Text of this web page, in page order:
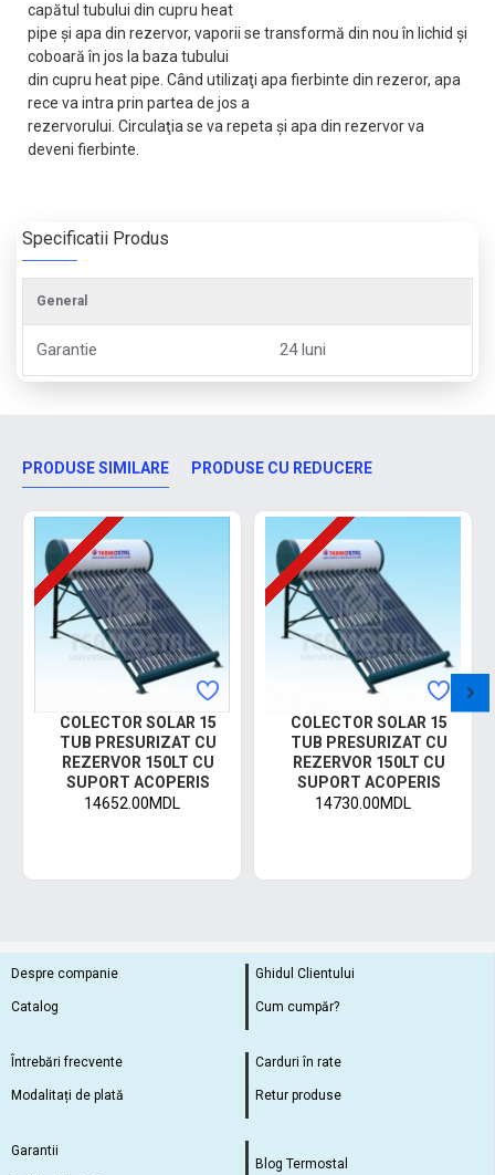
capătul tubului din cupru heat
pipe şi apa din rezervor, vaporii se transformă din nou în lichid şi
coboară în jos la baza tubului
din cupru heat pipe. Când utilizaţi apa fierbinte din rezeror, apa
rece va intra prin partea de jos a
rezervorului. Circulaţia se va repeta şi apa din rezervor va
deveni fierbinte.
Specificatii Produs
General
Garantie 24 luni
PRODUSE SIMILARE PRODUSE CU REDUCERE
COLECTOR SOLAR 15
TUB PRESURIZAT CU
REZERVOR 150LT CU
SUPORT ACOPERIS
14652.00MDL
COLECTOR SOLAR 15
TUB PRESURIZAT CU
REZERVOR 150LT CU
SUPORT ACOPERIS
14730.00MDL
Despre companie
Catalog
Ghidul Clientului
Cum cumpăr?
Întrebări frecvente
Modalitați de plată
Carduri în rate
Retur produse
Garantii
Blog Termostal